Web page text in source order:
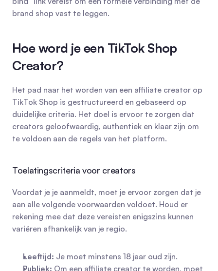
brand shop vast te leggen.
Hoe word je een TikTok Shop
Creator?
Het pad naar het worden van een affiliate creator op
TikTok Shop is gestructureerd en gebaseerd op
duidelijke criteria. Het doel is ervoor te zorgen dat
creators geloofwaardig, authentiek en klaar zijn om
te voldoen aan de regels van het platform.
Toelatingscriteria voor creators
Voordat je je aanmeldt, moet je ervoor zorgen dat je
aan alle volgende voorwaarden voldoet. Houd er
rekening mee dat deze vereisten enigszins kunnen
variëren afhankelijk van je regio.
Leeftijd: Je moet minstens 18 jaar oud zijn.
Publiek: Om een affiliate creator te worden, moet